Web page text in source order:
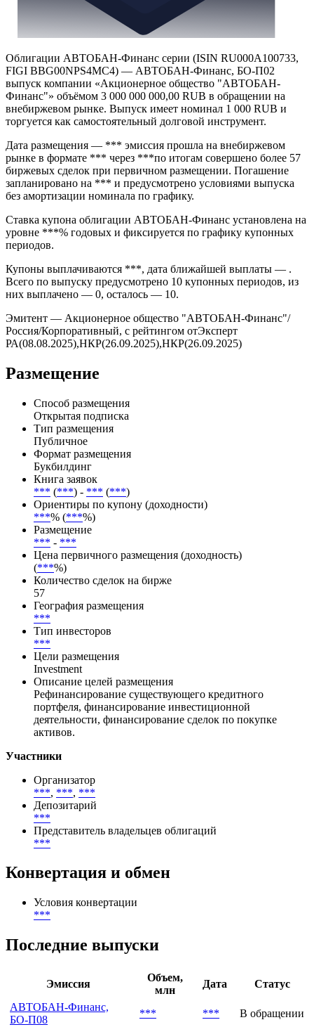
Облигации АВТОБАН-Финанс серии (ISIN RU000A100733,
FIGI BBG00NPS4MC4) — АВТОБАН-Финанс, БО-П02
выпуск компании «Акционерное общество "АВТОБАН-
Финанс"» объёмом 3 000 000 000,00 RUB в обращении на
внебиржевом рынке. Выпуск имеет номинал 1 000 RUB и
торгуется как самостоятельный долговой инструмент.
Дата размещения — *** эмиссия прошла на внебиржевом
рынке в формате *** через ***по итогам совершено более 57
биржевых сделок при первичном размещении. Погашение
запланировано на *** и предусмотрено условиями выпуска
без амортизации номинала по графику.
Ставка купона облигации АВТОБАН-Финанс установлена на
уровне ***% годовых и фиксируется по графику купонных
периодов.
Купоны выплачиваются ***, дата ближайшей выплаты — .
Всего по выпуску предусмотрено 10 купонных периодов, из
них выплачено — 0, осталось — 10.
Эмитент — Акционерное общество "АВТОБАН-Финанс"/
Россия/Корпоративный, с рейтингом отЭксперт
РА(08.08.2025),НКР(26.09.2025),НКР(26.09.2025)
Размещение
Способ размещения
Открытая подписка
Тип размещения
Публичное
Формат размещения
Букбилдинг
Книга заявок
*** (***) - *** (***)
Ориентиры по купону (доходности)
***% (***%)
Размещение
*** - ***
Цена первичного размещения (доходность)
(***%)
Количество сделок на бирже
57
География размещения
***
Тип инвесторов
***
Цели размещения
Investment
Описание целей размещения
Рефинансирование существующего кредитного
портфеля, финансирование инвестиционной
деятельности, финансирование сделок по покупке
активов.
Участники
Организатор
***, ***, ***
Депозитарий
***
Представитель владельцев облигаций
***
Конвертация и обмен
Условия конвертации
***
Последние выпуски
Эмиссия
Объем,
млн
Дата
Статус
АВТОБАН-Финанс,
БО-П08
*** ***
В обращении